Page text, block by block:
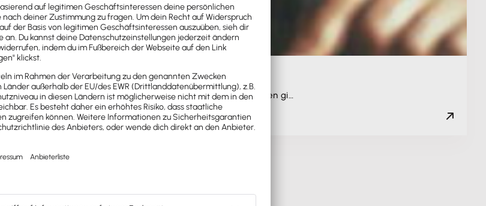
bei der Abrechnung beachten? Antworten auf diese Fragen gi…
an Arbeitnehmer
wenn sie